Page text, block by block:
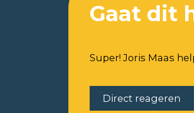
Gaat dit
Super! Joris Maas
Direct reageren